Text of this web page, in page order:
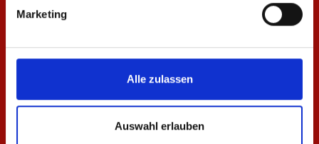
Marketing
Alle zulassen
Auswahl erlauben